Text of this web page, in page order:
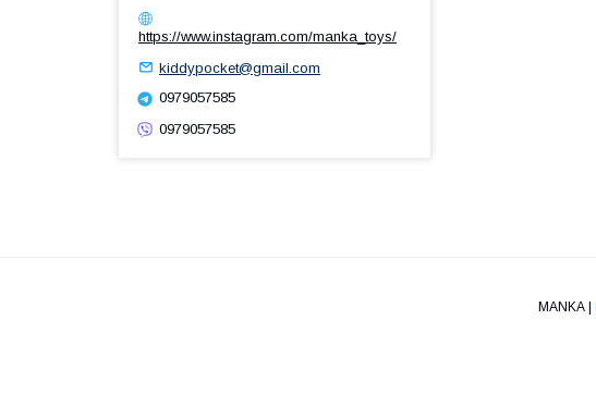
https://www.instagram.com/manka_toys/
kiddypocket@gmail.com
0979057585
0979057585